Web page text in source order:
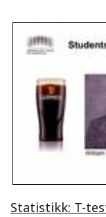
Statistikk: T-